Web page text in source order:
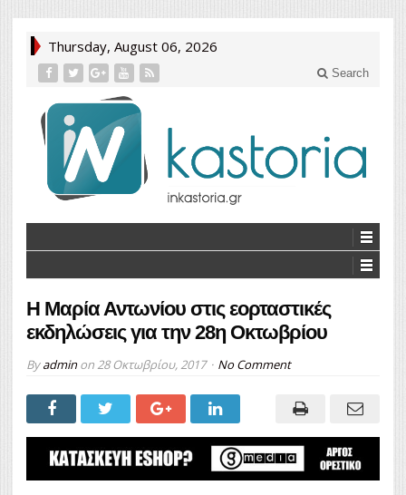
Thursday, August 06, 2026
Search
Η Μαρία Αντωνίου στις εορταστικές
εκδηλώσεις για την 28η Οκτωβρίου
Byadminon 28 Οκτωβρίου, 2017 No Comment